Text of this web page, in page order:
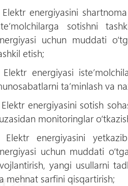
energiyasini
sotishni
uchun muddati
etish;
energiyasi
ta’minlash va
energiyasini sotish
monitoringlar
energiyasini
uchun muddati
yangi usullarni
mehnat sarfini qisqartirish;